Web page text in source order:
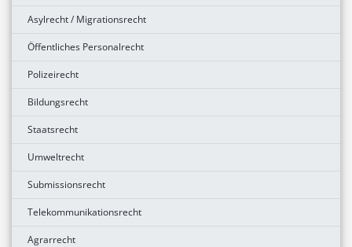
Asylrecht / Migrationsrecht
Öffentliches Personalrecht
Polizeirecht
Bildungsrecht
Staatsrecht
Umweltrecht
Submissionsrecht
Telekommunikationsrecht
Agrarrecht